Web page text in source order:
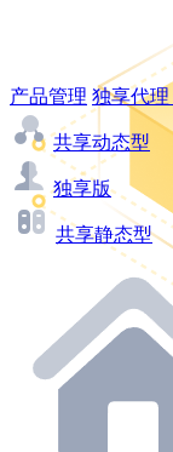
产品管理 独享代理
共享动态型
独享版
共享静态型